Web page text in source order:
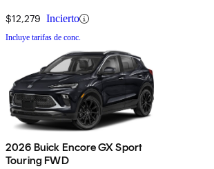
$12,279 Incierto
Incluye tarifas de conc.
2026 Buick Encore GX Sport
Touring FWD